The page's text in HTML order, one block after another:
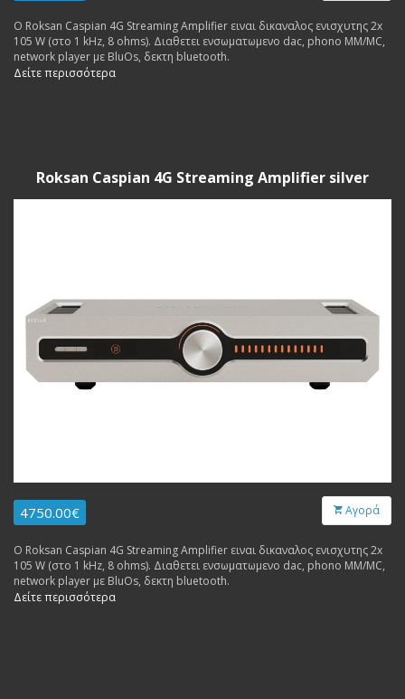
Ο Roksan Caspian 4G Streaming Amplifier ειναι δικαναλος ενισχυτης 2x
105 W (στο 1 kHz, 8 ohms). Διαθετει ενσωματωμενο dac, phono MM/MC,
network player με BluOs, δεκτη bluetooth.
Δείτε περισσότερα
Roksan Caspian 4G Streaming Amplifier silver
4750.00€ Αγορά
Ο Roksan Caspian 4G Streaming Amplifier ειναι δικαναλος ενισχυτης 2x
105 W (στο 1 kHz, 8 ohms). Διαθετει ενσωματωμενο dac, phono MM/MC,
network player με BluOs, δεκτη bluetooth.
Δείτε περισσότερα